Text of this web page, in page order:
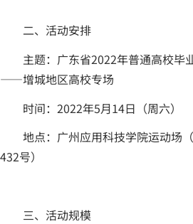
二、活动安排
主题：广东省2022年普通高校毕
——增城地区高校专场
时间：2022年5月14日（周六）
地点：广州应用科技学院运动场
432号）
三、活动规模